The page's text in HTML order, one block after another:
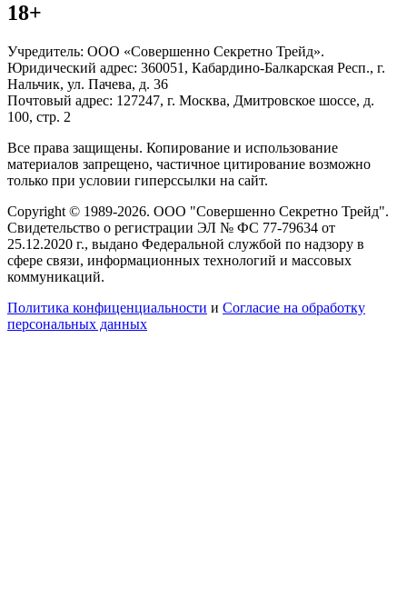
18+
Учредитель: ООО «Совершенно Секретно Трейд».
Юридический адрес: 360051, Кабардино-Балкарская Респ., г.
Нальчик, ул. Пачева, д. 36
Почтовый адрес: 127247, г. Москва, Дмитровское шоссе, д.
100, стр. 2
Все права защищены. Копирование и использование
материалов запрещено, частичное цитирование возможно
только при условии гиперссылки на сайт.
Copyright © 1989-2026. ООО "Совершенно Секретно Трейд".
Свидетельство о регистрации ЭЛ № ФС 77-79634 от
25.12.2020 г., выдано Федеральной службой по надзору в
сфере связи, информационных технологий и массовых
коммуникаций.
Политика конфиценциальности и Согласие на обработку
персональных данных